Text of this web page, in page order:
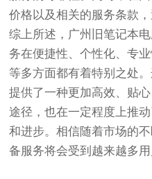
价格以及相关的服务条款，
综上所述，广州旧笔记本
务在便捷性、个性化、专
等多方面都有着特别之处
提供了一种更加高效、贴
途径，也在一定程度上推
和进步。相信随着市场的
备服务将会受到越来越多用